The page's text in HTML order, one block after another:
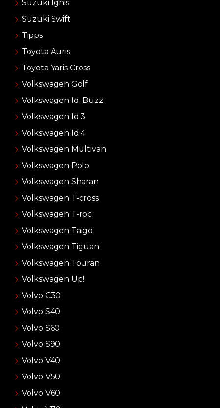
Suzuki Ignis
Suzuki Swift
Tipps
Toyota Auris
Toyota Yaris Cross
Volkswagen Golf
Volkswagen Id. Buzz
Volkswagen Id.3
Volkswagen Id.4
Volkswagen Multivan
Volkswagen Polo
Volkswagen Sharan
Volkswagen T-cross
Volkswagen T-roc
Volkswagen Taigo
Volkswagen Tiguan
Volkswagen Touran
Volkswagen Up!
Volvo C30
Volvo S40
Volvo S60
Volvo S90
Volvo V40
Volvo V50
Volvo V60